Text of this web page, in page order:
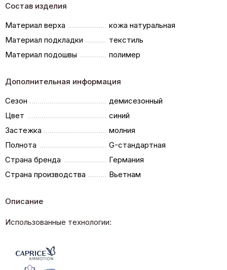
Состав изделия
Материал верха
кожа натуральная
Материал подкладки
текстиль
Материал подошвы
полимер
Дополнительная информация
Сезон
демисезонный
Цвет
синий
Застежка
молния
Полнота
G-стандартная
Страна бренда
Германия
Страна производства
Вьетнам
Описание
Использованные технологии: